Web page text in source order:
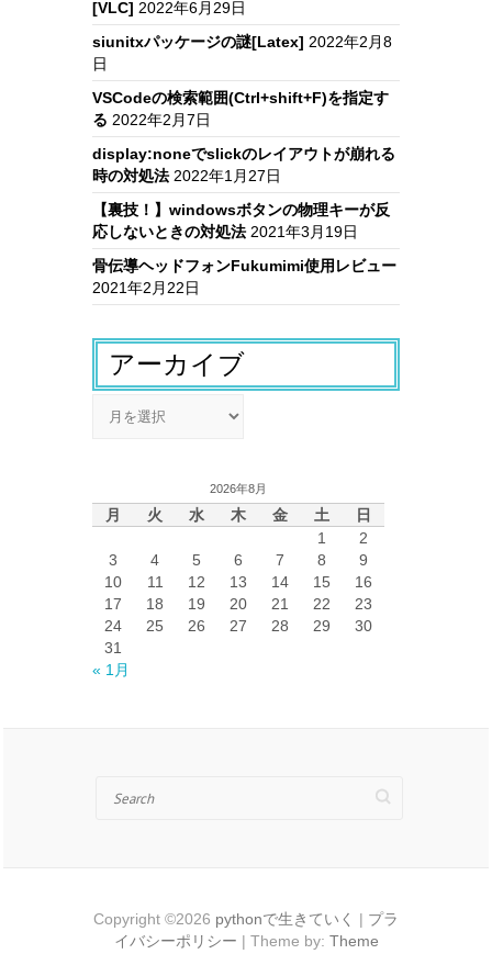
[VLC] 2022年6月29日
siunitxパッケージの謎[Latex] 2022年2月8
日
VSCodeの検索範囲(Ctrl+shift+F)を指定す
る 2022年2月7日
display:noneでslickのレイアウトが崩れる
時の対処法 2022年1月27日
【裏技！】windowsボタンの物理キーが反
応しないときの対処法 2021年3月19日
骨伝導ヘッドフォンFukumimi使用レビュー
2021年2月22日
アーカイブ
2026年8月
月 火 水 木 金 土
日
1
2
3
4 5 6 7 8
9
10
11 12 13 14 15
16
17
18 19 20 21 22
23
24
25 26 27 28 29
30
31
« 1月
Copyright ©2026 pythonで生きていく | プラ
イバシーポリシー | Theme by: Theme